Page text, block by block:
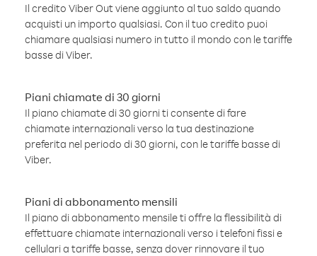
Il credito Viber Out viene aggiunto al tuo saldo quando
acquisti un importo qualsiasi. Con il tuo credito puoi
chiamare qualsiasi numero in tutto il mondo con le tariffe
basse di Viber.
Piani chiamate di 30 giorni
Il piano chiamate di 30 giorni ti consente di fare
chiamate internazionali verso la tua destinazione
preferita nel periodo di 30 giorni, con le tariffe basse di
Viber.
Piani di abbonamento mensili
Il piano di abbonamento mensile ti offre la flessibilità di
effettuare chiamate internazionali verso i telefoni fissi e
cellulari a tariffe basse, senza dover rinnovare il tuo